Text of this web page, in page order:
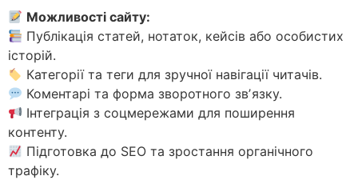
Можливості сайту:
Публікація статей, нотаток, кейсів або особистих
історій.
Категорії та теги для зручної навігації читачів.
Коментарі та форма зворотного звʼязку.
Інтеграція з соцмережами для поширення
контенту.
Підготовка до SEO та зростання органічного
трафіку.